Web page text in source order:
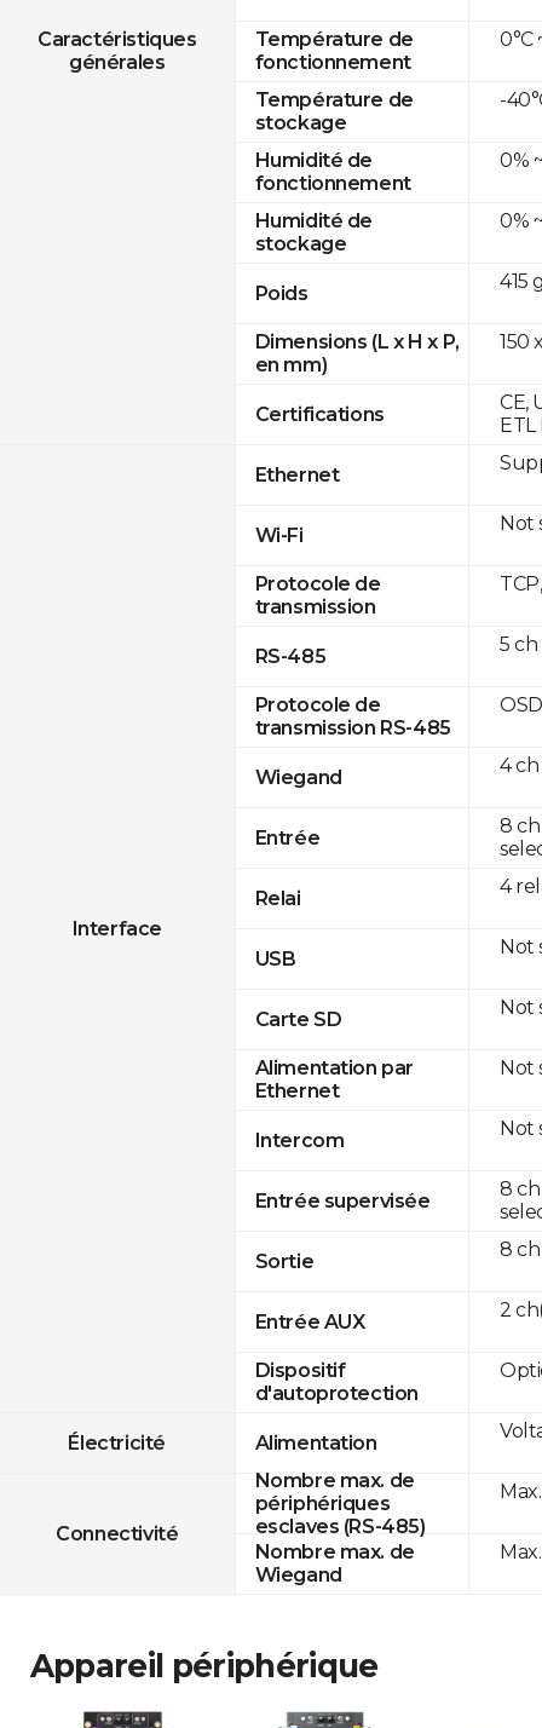
Caractéristiques
générales
Température de
fonctionnement
Température de
stockage
Humidité de
fonctionnement
Humidité de
stockage
Poids
Dimensions (L x H x P,
en mm)
Certifications
Interface
Ethernet
Wi-Fi
Protocole de
transmission
RS-485
Protocole de
transmission RS-485
Wiegand
Entrée
Relai
USB
Carte SD
Alimentation par
Ethernet
Intercom
Entrée supervisée
Sortie
Entrée AUX
Dispositif
d'autoprotection
Électricité Alimentation
Connectivité
Nombre max. de
périphériques
esclaves (RS-485)
Nombre max. de
Wiegand
0°C
-
0%
0%
415
150
CE,
ETL
Not
5 ch
4 ch
8
4
Not
Not
Not
Not
8
8 ch
2
Appareil périphérique